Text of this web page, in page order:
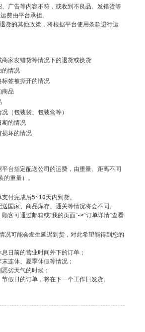
广告等内容不符，或收到不良品、发错货等
费由平台承担。
货的其他政策，将根据平台使用条款进行运
家发错货等情况下的退货或换货
的情况
签被撕开的情况
商品
（包装袋、包装盒等）
期的情况
损坏的情况
台指定配送公司的运费，由重量、距离不同
的重量）。
付完成后5~10天内到货。
国家、商品库存、通关等情况将会不同。
客可通过邮箱或“我的页面”->“订单详情”查看
况可能会发生延迟到货，对此希望能得到您的
日前的营业时间外下的订单；
连休、夏季休假等情况；
劣天气的时候；
假日的订单，将在下一个工作日发货。